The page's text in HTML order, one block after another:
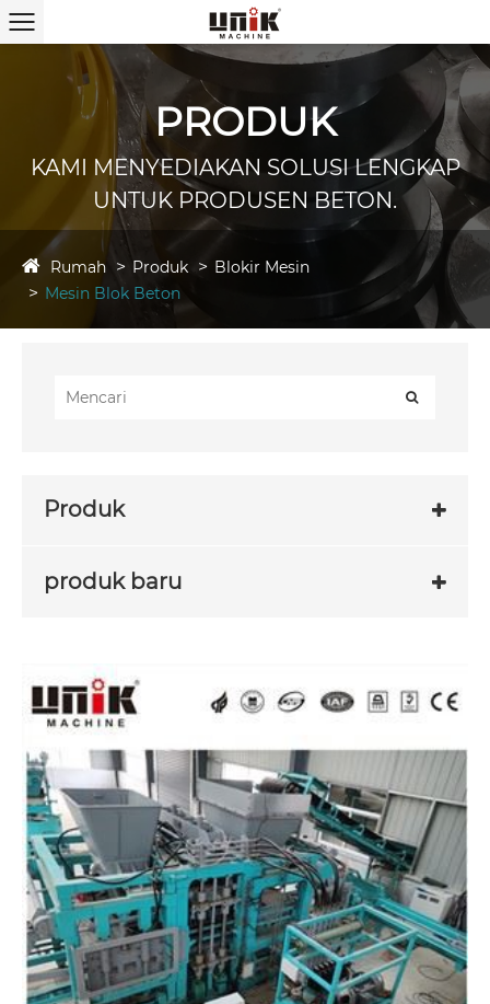
PRODUK
KAMI MENYEDIAKAN SOLUSI LENGKAP
UNTUK PRODUSEN BETON.
Rumah Produk
Blokir Mesin
Mesin Blok Beton
Produk
produk baru